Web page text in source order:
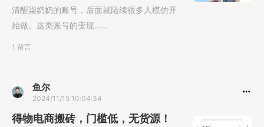
清醒柒奶奶的账号，后面就陆续很多人模仿开
始做。这类账号的变现......
1 留言
鱼尔
2024/11/15 10:04:34
得物电商搬砖，门槛低，无货源！